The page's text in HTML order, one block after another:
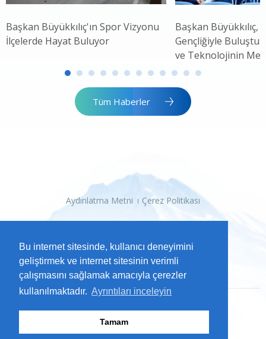
Bu internet sitesinde, kullanıcı deneyimini
geliştirmek ve internet sitesinin verimli
çalışmasını sağlamak amacıyla çerezler
kullanılmaktadır. Ayrıntıları inceleyin
Tamam
Başkan Büyükkılıç'ın Spor Vizyonu
İlçelerde Hayat Buluyor
Başkan Büyükkılıç,
Gençliğiyle Buluştu:
ve Teknolojinin
Tüm Haberler
Aydınlatma Metni Çerez Politikası
2026 Kayseri Büyükşehir Belediyesi